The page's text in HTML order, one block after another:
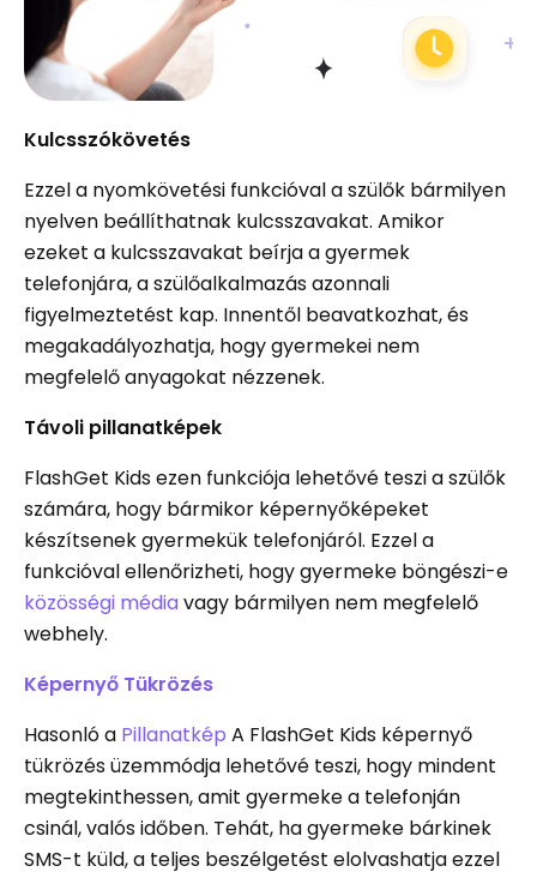
Kulcsszókövetés
Ezzel a nyomkövetési funkcióval a szülők bármilyen
nyelven beállíthatnak kulcsszavakat. Amikor
ezeket a kulcsszavakat beírja a gyermek
telefonjára, a szülőalkalmazás azonnali
figyelmeztetést kap. Innentől beavatkozhat, és
megakadályozhatja, hogy gyermekei nem
megfelelő anyagokat nézzenek.
Távoli pillanatképek
FlashGet Kids ezen funkciója lehetővé teszi a szülők
számára, hogy bármikor képernyőképeket
készítsenek gyermekük telefonjáról. Ezzel a
funkcióval ellenőrizheti, hogy gyermeke böngészi-e
közösségi média vagy bármilyen nem megfelelő
webhely.
Képernyő Tükrözés
Hasonló a Pillanatkép A FlashGet Kids képernyő
tükrözés üzemmódja lehetővé teszi, hogy mindent
megtekinthessen, amit gyermeke a telefonján
csinál, valós időben. Tehát, ha gyermeke bárkinek
SMS-t küld, a teljes beszélgetést elolvashatja ezzel